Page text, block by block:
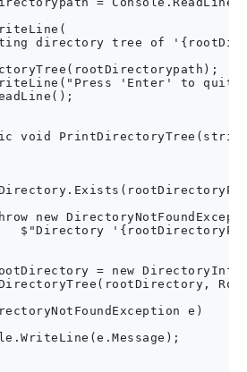
directory tree of
'Enter' to
void
new
$"Directory
= new
e)